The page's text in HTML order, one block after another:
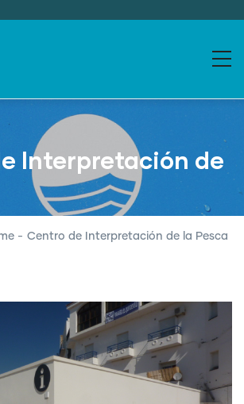
Interpretación de
- Centro de Interpretación de la Pesca